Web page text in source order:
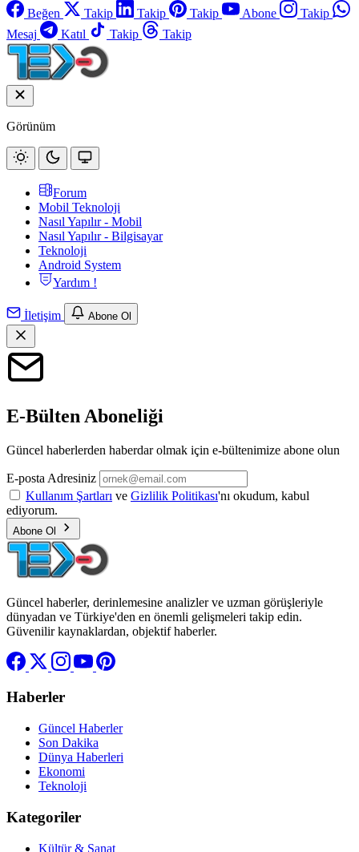
Beğen
Takip Takip Takip Abone
Takip
Mesaj
Katıl Takip Takip
Görünüm
Forum
Mobil Teknoloji
Nasıl Yapılır - Mobil
Nasıl Yapılır - Bilgisayar
Teknoloji
Android System
Yardım !
İletişim Abone Ol
E-Bülten Aboneliği
Güncel haberlerden haberdar olmak için e-bültenimize abone olun
E-posta Adresiniz
Kullanım Şartları ve Gizlilik Politikası'nı okudum, kabul
ediyorum.
Abone Ol
Güncel haberler, derinlemesine analizler ve uzman görüşleriyle
dünyadan ve Türkiye'den en önemli gelişmeleri takip edin.
Güvenilir kaynaklardan, objektif haberler.
Haberler
Güncel Haberler
Son Dakika
Dünya Haberleri
Ekonomi
Teknoloji
Kategoriler
Kültür & Sanat